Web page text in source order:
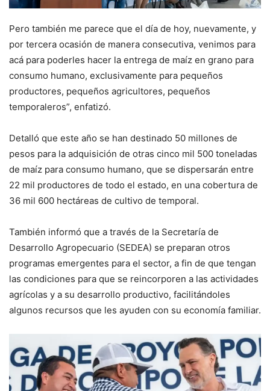
Pero también me parece que el día de hoy, nuevamente, y
por tercera ocasión de manera consecutiva, venimos para
acá para poderles hacer la entrega de maíz en grano para
consumo humano, exclusivamente para pequeños
productores, pequeños agricultores, pequeños
temporaleros”, enfatizó.
Detalló que este año se han destinado 50 millones de
pesos para la adquisición de otras cinco mil 500 toneladas
de maíz para consumo humano, que se dispersarán entre
22 mil productores de todo el estado, en una cobertura de
36 mil 600 hectáreas de cultivo de temporal.
También informó que a través de la Secretaría de
Desarrollo Agropecuario (SEDEA) se preparan otros
programas emergentes para el sector, a fin de que tengan
las condiciones para que se reincorporen a las actividades
agrícolas y a su desarrollo productivo, facilitándoles
algunos recursos que les ayuden con su economía familiar.